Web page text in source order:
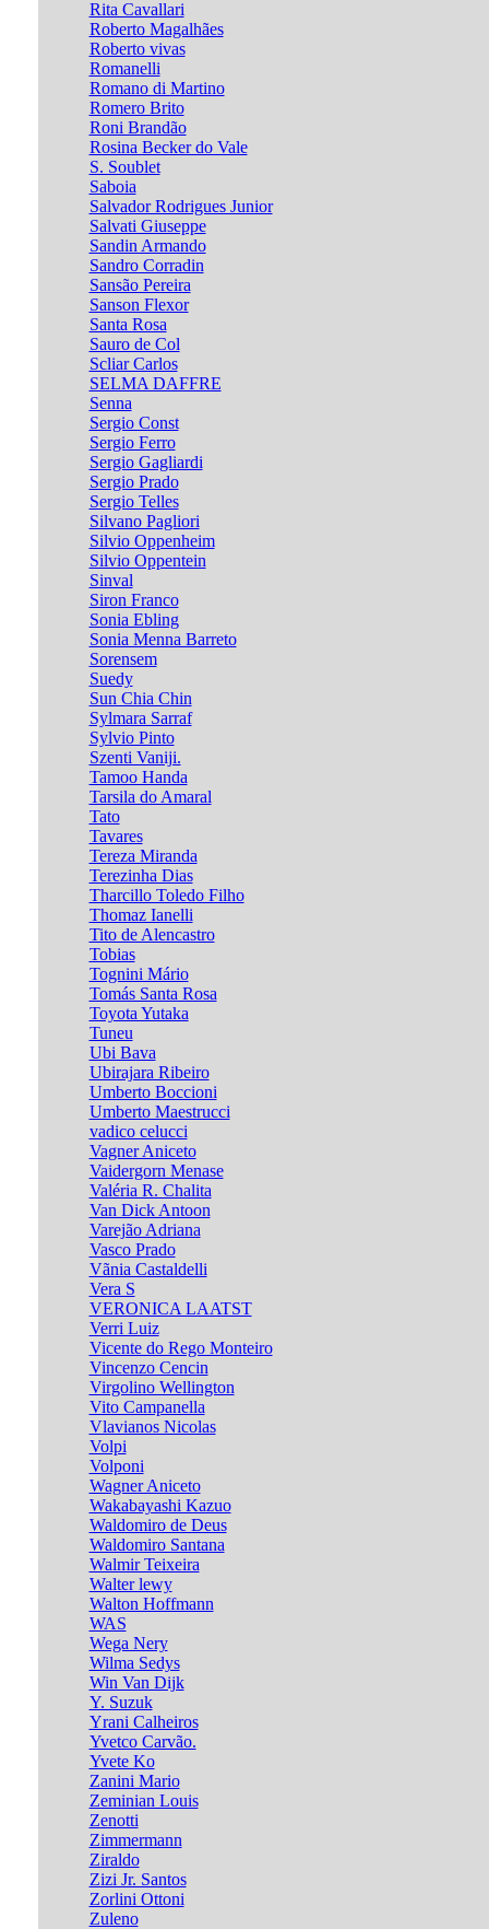
Rita Cavallari
Roberto Magalhães
Roberto vivas
Romanelli
Romano di Martino
Romero Brito
Roni Brandão
Rosina Becker do Vale
S. Soublet
Saboia
Salvador Rodrigues Junior
Salvati Giuseppe
Sandin Armando
Sandro Corradin
Sansão Pereira
Sanson Flexor
Santa Rosa
Sauro de Col
Scliar Carlos
SELMA DAFFRE
Senna
Sergio Const
Sergio Ferro
Sergio Gagliardi
Sergio Prado
Sergio Telles
Silvano Pagliori
Silvio Oppenheim
Silvio Oppentein
Sinval
Siron Franco
Sonia Ebling
Sonia Menna Barreto
Sorensem
Suedy
Sun Chia Chin
Sylmara Sarraf
Sylvio Pinto
Szenti Vaniji.
Tamoo Handa
Tarsila do Amaral
Tato
Tavares
Tereza Miranda
Terezinha Dias
Tharcillo Toledo Filho
Thomaz Ianelli
Tito de Alencastro
Tobias
Tognini Mário
Tomás Santa Rosa
Toyota Yutaka
Tuneu
Ubi Bava
Ubirajara Ribeiro
Umberto Boccioni
Umberto Maestrucci
vadico celucci
Vagner Aniceto
Vaidergorn Menase
Valéria R. Chalita
Van Dick Antoon
Varejão Adriana
Vasco Prado
Vãnia Castaldelli
Vera S
VERONICA LAATST
Verri Luiz
Vicente do Rego Monteiro
Vincenzo Cencin
Virgolino Wellington
Vito Campanella
Vlavianos Nicolas
Volpi
Volponi
Wagner Aniceto
Wakabayashi Kazuo
Waldomiro de Deus
Waldomiro Santana
Walmir Teixeira
Walter lewy
Walton Hoffmann
WAS
Wega Nery
Wilma Sedys
Win Van Dijk
Y. Suzuk
Yrani Calheiros
Yvetco Carvão.
Yvete Ko
Zanini Mario
Zeminian Louis
Zenotti
Zimmermann
Ziraldo
Zizi Jr. Santos
Zorlini Ottoni
Zuleno